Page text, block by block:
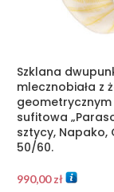
Szklana
mlecznobiała z
sufitowa
sztycy, Napako,
50/60.
990,00zł